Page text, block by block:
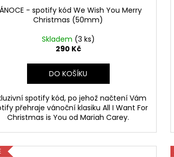
- spotify kód We Wish You Merry
Christmas (50mm)
Skladem (3 ks)
290 Kč
DO KOŠÍKU
spotify kód, po jehož načtení Vám
přehraje vánoční klasiku All I Want For
Christmas is You od Mariah Carey.